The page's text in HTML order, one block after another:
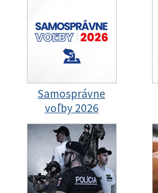
Samosprávne
voľby 2026